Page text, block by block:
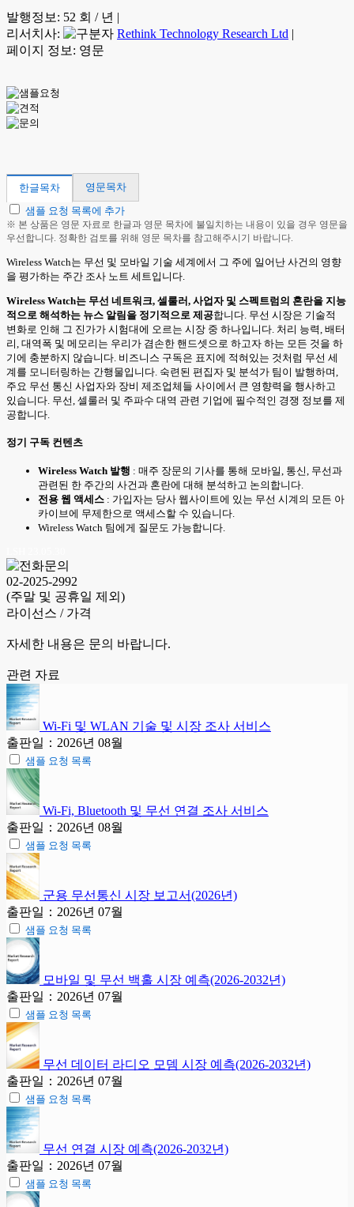
발행정보: 52 회 / 년 |
리서치사:
Rethink Technology Research Ltd |
페이지 정보: 영문
한글목차
영문목차
샘플 요청 목록에 추가
※ 본 상품은 영문 자료로 한글과 영문 목차에 불일치하는 내용이 있을 경우 영문을
우선합니다. 정확한 검토를 위해 영문 목차를 참고해주시기 바랍니다.
Wireless Watch는 무선 및 모바일 기술 세계에서 그 주에 일어난 사건의 영향
을 평가하는 주간 조사 노트 세트입니다.
Wireless Watch는 무선 네트워크, 셀룰러, 사업자 및 스펙트럼의 혼란을 지능
적으로 해석하는 뉴스 알림을 정기적으로 제공합니다. 무선 시장은 기술적
변화로 인해 그 진가가 시험대에 오르는 시장 중 하나입니다. 처리 능력, 배터
리, 대역폭 및 메모리는 우리가 겸손한 핸드셋으로 하고자 하는 모든 것을 하
기에 충분하지 않습니다. 비즈니스 구독은 표지에 적혀있는 것처럼 무선 세
계를 모니터링하는 간행물입니다. 숙련된 편집자 및 분석가 팀이 발행하며,
주요 무선 통신 사업자와 장비 제조업체들 사이에서 큰 영향력을 행사하고
있습니다. 무선, 셀룰러 및 주파수 대역 관련 기업에 필수적인 경쟁 정보를 제
공합니다.
정기 구독 컨텐츠
Wireless Watch 발행 : 매주 장문의 기사를 통해 모바일, 통신, 무선과
관련된 한 주간의 사건과 혼란에 대해 분석하고 논의합니다.
전용 웹 액세스 : 가입자는 당사 웹사이트에 있는 무선 시계의 모든 아
카이브에 무제한으로 액세스할 수 있습니다.
Wireless Watch 팀에게 질문도 가능합니다.
02-2025-2992
(주말 및 공휴일 제외)
라이선스 / 가격
자세한 내용은 문의 바랍니다.
관련 자료
Wi-Fi 및 WLAN 기술 및 시장 조사 서비스
출판일：2026년 08월
샘플 요청 목록
Wi-Fi, Bluetooth 및 무선 연결 조사 서비스
출판일：2026년 08월
샘플 요청 목록
군용 무선통신 시장 보고서(2026년)
출판일：2026년 07월
샘플 요청 목록
모바일 및 무선 백홀 시장 예측(2026-2032년)
출판일：2026년 07월
샘플 요청 목록
무선 데이터 라디오 모뎀 시장 예측(2026-2032년)
출판일：2026년 07월
샘플 요청 목록
무선 연결 시장 예측(2026-2032년)
출판일：2026년 07월
샘플 요청 목록